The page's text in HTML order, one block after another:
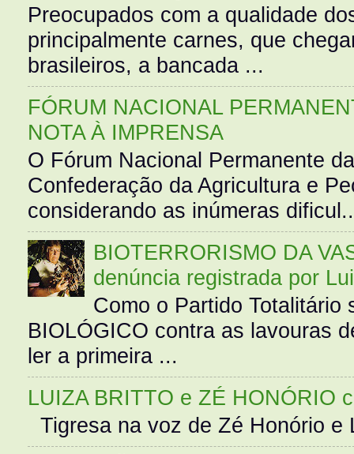
Preocupados com a qualidade
principalmente carnes, que
brasileiros, a bancada ...
FÓRUM NACIONAL
NOTA À IMPRENSA
O Fórum Nacional Permanente
Confederação da Agricultura e
considerando as inúmeras
BIOTERRORISMO DA
denúncia registrada por
Como o Partido Totalitário
BIOLÓGICO contra as lavouras
ler a primeira ...
LUIZA BRITTO e ZÉ HONÓRIO
Tigresa na voz de Zé Honório